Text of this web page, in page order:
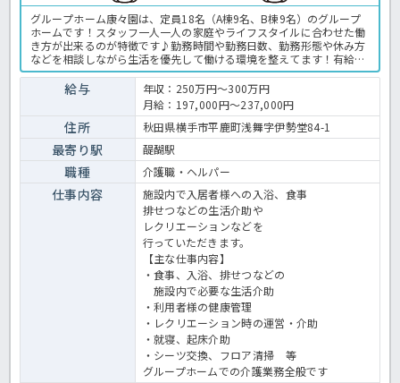
グループホーム康々園は、定員18名（A棟9名、B棟9名）のグループ
ホームです！スタッフ一人一人の家庭やライフスタイルに合わせた働
き方が出来るのが特徴です♪勤務時間や勤務日数、勤務形態や休み方
などを相談しながら生活を優先して働ける環境を整えてます！有給休
暇の取得がしやすい環境で時間単位や半日単位で申請可能です♪子育
て中の方も働きやすい事業所を目指しており、幼児や児童の預かり等
の都合が合わない場合は子供を同行勤務することが可能です♪働きや
すい環境で仕事をしたい方には必見の求人ですので、気になる方はほ
っ介護までお気軽にお問い合わせください。グループホームでの介護
業務全般です。 ＜介護職 正職員 グループホームの求人＞
給与
年収：250万円～300万円
月給：197,000円～237,000円
住所 秋田県横手市平鹿町浅舞字伊勢堂84-1
最寄り駅 醍醐駅
職種 介護職・ヘルパー
仕事内容
施設内で入居者様への入浴、食事
排せつなどの生活介助や
レクリエーションなどを
行っていただきます。
【主な仕事内容】
・食事、入浴、排せつなどの
施設内で必要な生活介助
・利用者様の健康管理
・レクリエーション時の運営・介助
・就寝、起床介助
・シーツ交換、フロア清掃 等
グループホームでの介護業務全般です